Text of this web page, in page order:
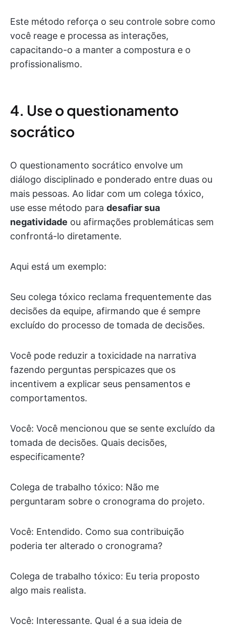
Este método reforça o seu controle sobre como
você reage e processa as interações,
capacitando-o a manter a compostura e o
profissionalismo.
4. Use o questionamento
socrático
O questionamento socrático envolve um
diálogo disciplinado e ponderado entre duas ou
mais pessoas. Ao lidar com um colega tóxico,
use esse método para desafiar sua
negatividade ou afirmações problemáticas sem
confrontá-lo diretamente.
Aqui está um exemplo:
Seu colega tóxico reclama frequentemente das
decisões da equipe, afirmando que é sempre
excluído do processo de tomada de decisões.
Você pode reduzir a toxicidade na narrativa
fazendo perguntas perspicazes que os
incentivem a explicar seus pensamentos e
comportamentos.
Você: Você mencionou que se sente excluído da
tomada de decisões. Quais decisões,
especificamente?
Colega de trabalho tóxico: Não me
perguntaram sobre o cronograma do projeto.
Você: Entendido. Como sua contribuição
poderia ter alterado o cronograma?
Colega de trabalho tóxico: Eu teria proposto
algo mais realista.
Você: Interessante. Qual é a sua ideia de